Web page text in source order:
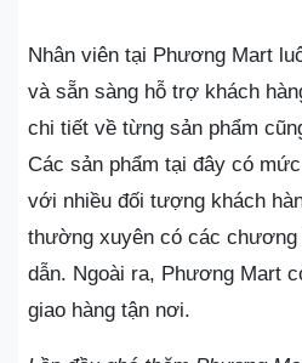
Nhân viên tại Phương Mart
và sẵn sàng hỗ trợ khách
chi tiết về từng sản phẩm
Các sản phẩm tại đây có
với nhiều đối tượng khách
thường xuyên có các
dẫn. Ngoài ra, Phương Mart
giao hàng tận nơi.